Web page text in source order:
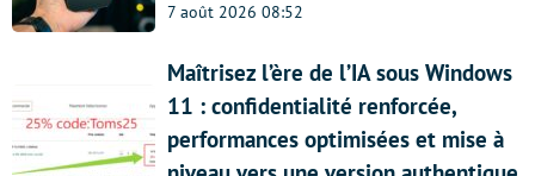
7 août 2026 08:52
Maîtrisez l’ère de l’IA sous Windows
11 : confidentialité renforcée,
performances optimisées et mise à